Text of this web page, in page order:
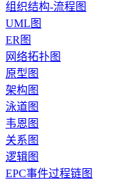
组织结构-流程图
UML图
ER图
网络拓扑图
原型图
架构图
泳道图
韦恩图
关系图
逻辑图
EPC事件过程链图